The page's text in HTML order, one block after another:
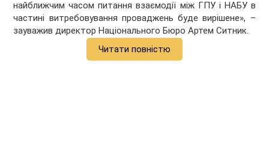
найближчим часом питання взаємодії між ГПУ і НАБУ в
частині витребовування проваджень буде вирішене», –
зауважив директор Національного Бюро Артем Ситник.
Читати повністю